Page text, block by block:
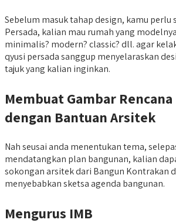
Sebelum masuk tahap design, kamu perlu
Persada, kalian mau rumah yang
minimalis? modern? classic? dll. agar
qyusi persada sanggup menyelaraskan
tajuk yang kalian inginkan.
Membuat Gambar
dengan Bantuan Arsitek
Nah seusai anda menentukan tema,
mendatangkan plan bangunan, kalian
sokongan arsitek dari Bangun Kontrakan
menyebabkan sketsa agenda bangunan.
Mengurus IMB